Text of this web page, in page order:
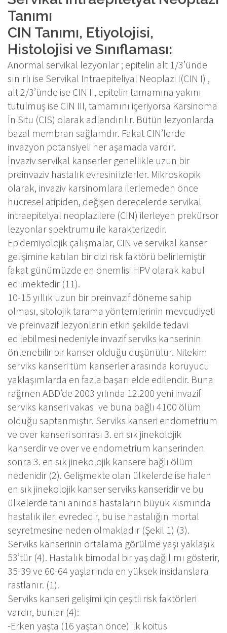
Tanımı
CIN Tanımı, Etiyolojisi,
Histolojisi ve Sınıflaması:
Anormal servikal lezyonlar ; epitelin alt 1/3’ünde
sınırlı ise Servikal Intraepiteliyal Neoplazi I(CIN I) ,
alt 2/3’ünde ise CIN II, epitelin tamamına yakını
tutulmuş ise CIN III, tamamını içeriyorsa Karsinoma
İn Situ (CIS) olarak adlandırılır. Bütün lezyonlarda
bazal membran sağlamdır. Fakat CIN’lerde
invazyon potansiyeli her aşamada vardır.
İnvaziv servikal kanserler genellikle uzun bir
preinvaziv hastalık evresini izlerler. Mikroskopik
olarak, invaziv karsinomlara ilerlemeden önce
hücresel atipiden, değişen derecelerde servikal
intraepitelyal neoplazilere (CIN) ilerleyen prekürsor
lezyonlar spektrumu ile karakterizedir.
Epidemiyolojik çalışmalar, CIN ve servikal kanser
gelişimine katılan bir dizi risk faktörü belirlemiştir
fakat günümüzde en önemlisi HPV olarak kabul
edilmektedir (11).
10-15 yıllık uzun bir preinvazif döneme sahip
olması, sitolojik tarama yöntemlerinin mevcudiyeti
ve preinvazif lezyonların etkin şekilde tedavi
edilebilmesi nedeniyle invazif serviks kanserinin
önlenebilir bir kanser olduğu düşünülür. Nitekim
serviks kanseri tüm kanserler arasında koruyucu
yaklaşımlarda en fazla başarı elde edilendir. Buna
rağmen ABD’de 2003 yılında 12.200 yeni invazif
serviks kanseri vakası ve buna bağlı 4100 ölüm
olduğu saptanmıştır. Serviks kanseri endometrium
ve over kanseri sonrası 3. en sık jinekolojik
kanserdir ve over ve endometrium kanserinden
sonra 3. en sık jinekolojik kansere bağlı ölüm
nedenidir (2). Gelişmekte olan ülkelerde ise halen
en sık jinekolojik kanser serviks kanseridir ve bu
ülkelerde tanı anında hastaların büyük kısmında
hastalık ileri evrededir, bu ise hastalığın mortal
seyretmesine neden olmakladır (Şekil 1) (3).
Serviks kanserinin ortalama görülme yaşı yaklaşık
53’tür (4). Hastalık bimodal bir yaş dağılımı gösterir,
35-39 ve 60-64 yaşlarında en yüksek insidanslara
rastlanır. (1).
Serviks kanseri gelişimi için çeşitli risk faktörleri
vardır, bunlar (4):
-Erken yaşta (16 yaştan önce) ilk koitus